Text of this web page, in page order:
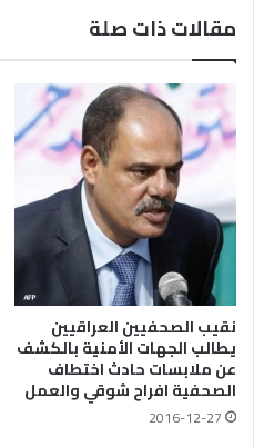
مقالات ذات صلة
نقيب الصحفيين العراقيين
يطالب الجهات الأمنية بالكشف
عن ملابسات حادث اختطاف
الصحفية افراح شوقي والعمل
2016-12-27